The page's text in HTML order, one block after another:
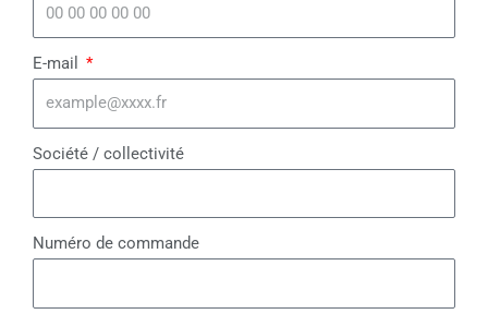
E-mail
Société / collectivité
Numéro de commande